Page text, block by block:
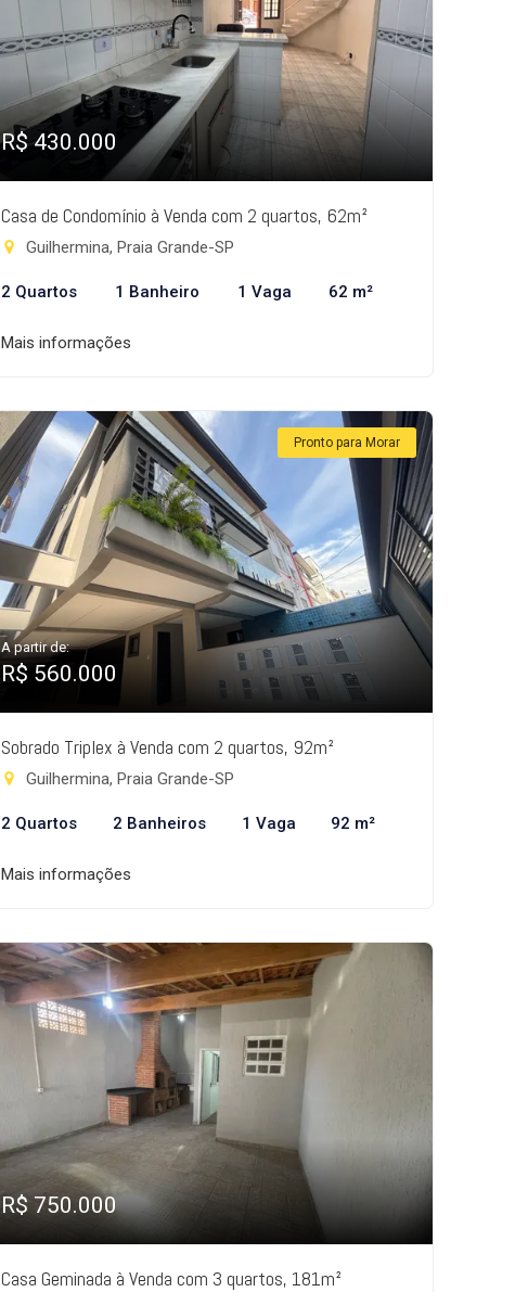
R$ 430.000
Casa de Condomínio à Venda com 2 quartos, 62m²
Guilhermina, Praia Grande-SP
2 Quartos 1 Banheiro 1 Vaga 62 m²
Mais informações
Pronto para Morar
A partir de:
R$ 560.000
Sobrado Triplex à Venda com 2 quartos, 92m²
Guilhermina, Praia Grande-SP
2 Quartos 2 Banheiros 1 Vaga 92 m²
Mais informações
R$ 750.000
Casa Geminada à Venda com 3 quartos, 181m²